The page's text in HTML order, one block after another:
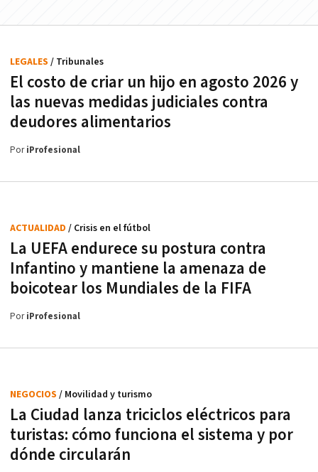
El costo de criar un hijo en agosto 2026 y
las nuevas medidas judiciales contra
deudores alimentarios
LEGALES / Tribunales
PoriProfesional
La UEFA endurece su postura contra
Infantino y mantiene la amenaza de
boicotear los Mundiales de la FIFA
ACTUALIDAD / Crisis en el fútbol
PoriProfesional
La Ciudad lanza triciclos eléctricos para
turistas: cómo funciona el sistema y por
dónde circularán
NEGOCIOS / Movilidad y turismo